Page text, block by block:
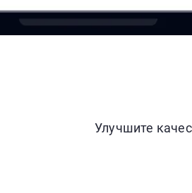
Улучшите